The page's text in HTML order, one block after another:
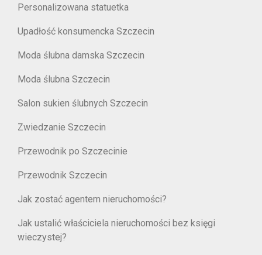
Personalizowana statuetka
Upadłość konsumencka Szczecin
Moda ślubna damska Szczecin
Moda ślubna Szczecin
Salon sukien ślubnych Szczecin
Zwiedzanie Szczecin
Przewodnik po Szczecinie
Przewodnik Szczecin
Jak zostać agentem nieruchomości?
Jak ustalić właściciela nieruchomości bez księgi
wieczystej?